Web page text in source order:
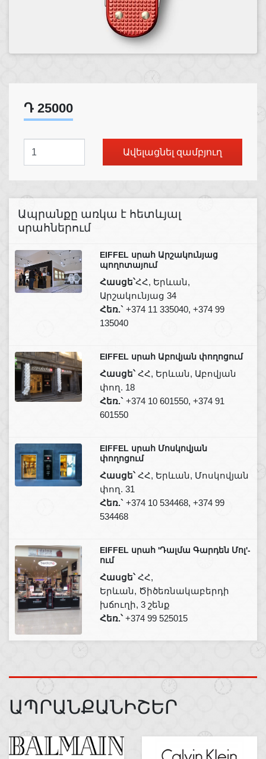
Դ 25000
Ավելացնել զամբյուղ
Ապրանքը առկա է հետևյալ
սրահներում
EIFFEL սրահ Արշակունյաց
պողոտայում
Հասցե՝ՀՀ, Երևան,
Արշակունյաց 34
Հեռ.` +374 11 335040, +374 99
135040
EIFFEL սրահ Աբովյան փողոցում
Հասցե՝ՀՀ, Երևան, Աբովյան
փող. 18
Հեռ.` +374 10 601550, +374 91
601550
EIFFEL սրահ Մոսկովյան
փողոցում
Հասցե՝ՀՀ, Երևան, Մոսկովյան
փող. 31
Հեռ.` +374 10 534468, +374 99
534468
EIFFEL սրահ 'Դալմա Գարդեն Մոլ'-
ում
Հասցե՝ՀՀ,
Երևան, Ծիծեռնակաբերդի
խճուղի, 3 շենք
Հեռ.՝+374 99 525015
ԱՊՐԱՆՔԱՆԻՇԵՐ